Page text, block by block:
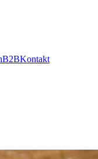
B2BKontakt